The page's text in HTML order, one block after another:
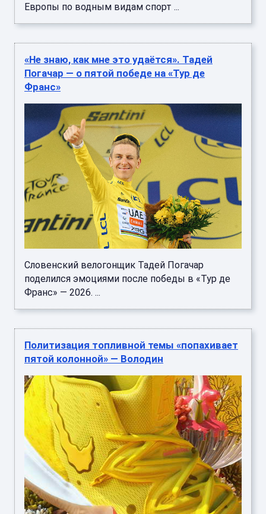
Европы по водным видам спорт ...
«Не знаю, как мне это удаётся». Тадей
Погачар — о пятой победе на «Тур де
Франс»
Словенский велогонщик Тадей Погачар
поделился эмоциями после победы в «Тур де
Франс» — 2026. ...
Политизация топливной темы «попахивает
пятой колонной» — Володин